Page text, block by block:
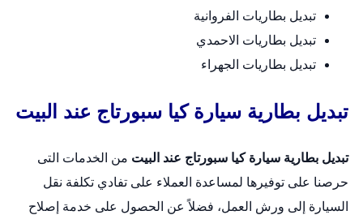
تبديل بطاريات الفروانية
تبديل بطاريات الاحمدي
تبديل بطاريات الجهراء
تبديل بطارية سيارة كيا سبورتاج عند البيت
تبديل بطارية سيارة كيا سبورتاج عند البيت من الخدمات التى
حرصنا على توفيرها لمساعدة العملاء على تفادي تكلفة نقل
السيارة إلى ورش العمل، فضلاً عن الحصول على خدمة إصلاح